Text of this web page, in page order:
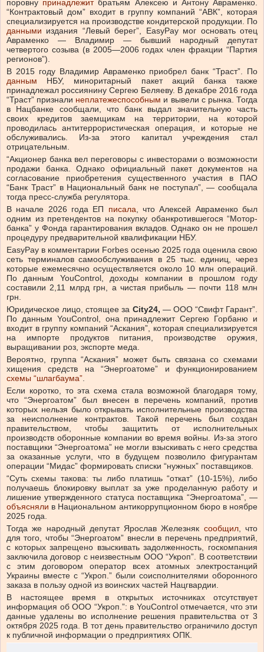
поровну принадлежит братьям Алексею и Антону Авраменко.
“Контрактовый дом” входит в группу компаний “АВК”, которая
специализируется на производстве кондитерской продукции. По
данными издания “Левый берег”, EasyPay мог основать отец
Авраменко — Владимир — бывший народный депутат
четвертого созыва (в 2005—2006 годах член фракции “Партия
регионов”).
В 2015 году Владимир Авраменко приобрел банк “Траст”. По
данным
НБУ, миноритарный пакет акций банка также
принадлежал россиянину Сергею Беляеву. В декабре 2016 года
“Траст” признали неплатежеспособным и вывели с рынка. Тогда
в Нацбанке сообщали, что банк выдал значительную часть
своих кредитов заемщикам на территории, на которой
проводилась антитеррористическая операция, и которые не
обслуживались. Из-за этого капитал учреждения стал
отрицательным.
“Акционер банка вел переговоры с инвесторами о возможности
продажи банка. Однако официальный пакет документов на
согласование приобретения существенного участия в ПАО
“Банк Траст” в Национальный банк не поступал”, — сообщала
тогда пресс-служба регулятора.
В начале 2026 года ЕП
писала, что Алексей Авраменко был
одним из претендентов на покупку обанкротившегося “Мотор-
банка” у Фонда гарантирования вкладов. Однако он не прошел
процедуру предварительной квалификации НБУ.
EasyPay в комментарии Forbes осенью 2025 года оценила свою
сеть терминалов самообслуживания в 25 тыс. единиц, через
которые ежемесячно осуществляется около 10 млн операций.
По данным YouControl, доходы компании в прошлом году
составили 2,11 млрд грн, а чистая прибыль — почти 118 млн
грн.
Юридическое лицо, стоящее за City24, — ООО “Свифт Гарант”.
По данным YouControl, она принадлежит Сергею Горбаню и
входит в группу компаний “Аскания”, которая специализируется
на импорте продуктов питания, производстве оружия,
выращивании роз, экспорте меда.
Вероятно, группа “Аскания” может быть связана со схемами
хищения средств на “Энергоатоме” и функционированием
схемы “шлагбаума”.
Если коротко, то эта схема стала возможной благодаря тому,
что “Энергоатом” был внесен в перечень компаний, против
которых нельзя было открывать исполнительные производства
за неисполнение контрактов. Такой перечень был создан
правительством, чтобы защитить от исполнительных
производств оборонные компании во время войны. Из-за этого
поставщики “Энергоатома” не могли взыскивать с него средства
за оказанные услуги, что в будущем позволило фигурантам
операции “Мидас” формировать списки “нужных” поставщиков.
“Суть схемы такова: ты либо платишь “откат” (10-15%), либо
получаешь блокировку выплат за уже проделанную работу и
лишение утвержденного статуса поставщика “Энергоатома”, —
объясняли в Национальном антикоррупционном бюро в ноябре
2025 года.
Тогда же народный депутат Ярослав Железняк сообщил, что
для того, чтобы “Энергоатом” внесли в перечень предприятий,
с которых запрещено взыскивать задолженность, госкомпания
заключила договор с неизвестным ООО “Укроп”. В соответствии
с этим договором оператор всех атомных электростанций
Украины вместе с “Укроп.” были соисполнителями оборонного
заказа в пользу одной из воинских частей Нацгвардии.
В настоящее время в открытых источниках отсутствует
информация об ООО “Укроп.”: в YouControl отмечается, что эти
данные удалены во исполнение решения правительства от 3
октября 2025 года. В тот день правительство ограничило доступ
к публичной информации о предприятиях ОПК.